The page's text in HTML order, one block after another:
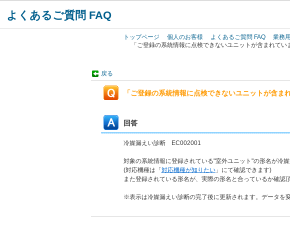
よくあるご質問 FAQ
トップページ 個人のお客様 よくあるご質問 FAQ 業務
「ご登録の系統情報に点検できないユニットが含まれて
戻る
「ご登録の系統情報に点検できないユニットが含
回答
冷媒漏えい診断 EC002001
対象の系統情報に登録されている"室外ユニット"の形名が冷
(対応機種は「 対応機種が知りたい 」にて確認できます)
また登録されている形名が、実際の形名と合っているか確認
※表示は冷媒漏えい診断の完了後に更新されます。データを